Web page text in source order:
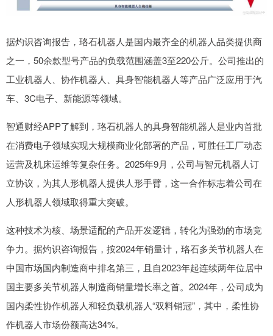
据灼识咨询报告，珞石机器人是国内最齐全的机器人品类提供商
之一，50余款型号产品的负载范围涵盖3至220公斤。公司推出的
工业机器人、协作机器人、具身智能机器人等产品广泛应用于汽
车、3C电子、新能源等领域。
智通财经APP了解到，珞石机器人的具身智能机器人是业内首批
在消费电子领域实现大规模商业化部署的产品，可胜任工厂动态
运营及机床运维等复杂任务。2025年9月，公司与智元机器人订
立协议，为其人形机器人提供人形手臂，这一合作标志着公司在
人形机器人领域取得重大突破。
这种技术为核、场景适配的产品开发逻辑，转化为强劲的市场竞
争力。据灼识咨询报告，按2024年销量计，珞石多关节机器人在
中国市场国内制造商中排名第三，且自2023年起连续两年位居中
国主要多关节机器人制造商销量增长率之首。2024年，公司成为
国内柔性协作机器人和轻负载机器人“双料销冠”，其中，柔性协
作机器人市场份额高达34%。